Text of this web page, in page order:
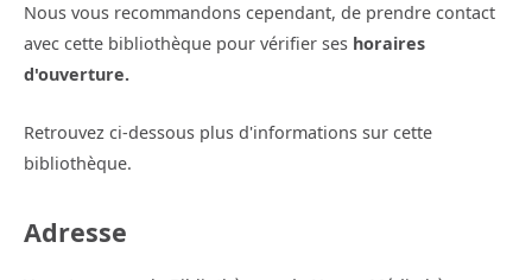
Nous vous recommandons cependant, de prendre contact
avec cette bibliothèque pour vérifier ses horaires
d'ouverture.
Retrouvez ci-dessous plus d'informations sur cette
bibliothèque.
Adresse